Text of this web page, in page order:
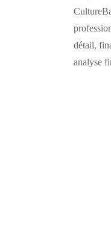
détail,
analyse